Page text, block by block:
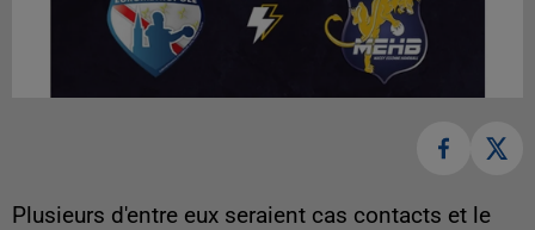
Plusieurs d'entre eux seraient cas contacts et le